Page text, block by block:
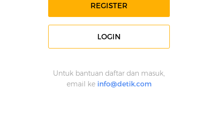
REGISTER
LOGIN
Untuk bantuan daftar dan masuk,
email ke info@detik.com